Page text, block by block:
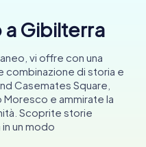
a Gibilterra
vi offre con una
combinazione di storia e
Casemates Square,
e ammirate la
Scoprite storie
un modo